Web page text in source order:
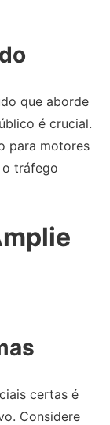
que aborde
é crucial.
para motores
o tráfego
certas é
Considere